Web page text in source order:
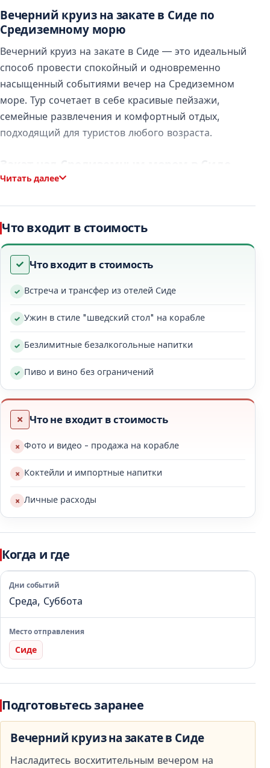
Вечерний круиз на закате в Сиде по
Средиземному морю
Вечерний круиз на закате в Сиде — это идеальный
способ провести спокойный и одновременно
насыщенный событиями вечер на Средиземном
море. Тур сочетает в себе красивые пейзажи,
семейные развлечения и комфортный отдых,
подходящий для туристов любого возраста.
Круиз начинается во второй половине дня и
проходит вдоль побережья Сиде. По мере того как
солнце опускается к горизонту, море и небо
окрашиваются в тёплые оттенки, создавая особую
атмосферу. Это лучшее время для отдыха,
фотографий и наслаждения видами Сиде с моря.
Развлечения для детей и взрослых
Вечерний круиз на закате в Сиде продуман так,
чтобы каждый гость нашёл для себя что-то
интересное. Профессиональная команда
аниматоров поддерживает приятную и весёлую
атмосферу на протяжении всего круиза.
Пенная вечеринка и анимационная
Одним из самых ярких моментов тура является
пенная вечеринка под музыку. В ней с
Анимационные игры и шоу делают вечер
динамичным и запоминающимся.
Ужин «шведский стол» и неограниченные
напитки
Во время круиза гостям предлагается ужин в
формате «шведский стол», что позволяет выбрать
блюда по своему вкусу и наслаждаться ужином без
спешки.
Ужин в формате «шведский стол»
закатом делает трапезу особенно приятной частью
круиза.
Неограниченные напитки включены
Читать далее
Что входит в стоимость
Что входит в стоимость
Встреча и трансфер из отелей Сиде
Ужин в стиле "шведский стол" на корабле
Безлимитные безалкогольные напитки
Пиво и вино без ограничений
Что не входит в стоимость
Фото и видео - продажа на корабле
Коктейли и импортные напитки
Личные расходы
Когда и где
Дни событий
Среда, Суббота
Место отправления
Сиде
Подготовьтесь заранее
Вечерний круиз на закате в Сиде
Насладитесь восхитительным вечером на